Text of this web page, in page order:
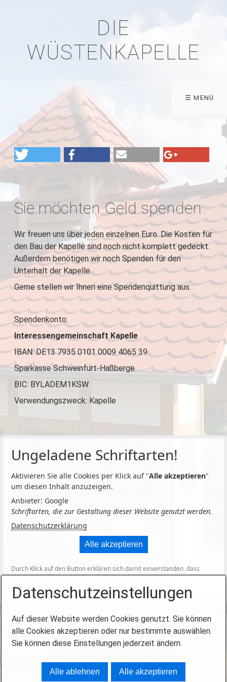
DIE
WÜSTENKAPELLE
☰ MENÜ
Sie möchten Geld spenden
Wir freuen uns über jeden einzelnen Euro. Die Kosten für
den Bau der Kapelle sind noch nicht komplett gedeckt.
Außerdem benötigen wir noch Spenden für den
Unterhalt der Kapelle.
Gerne stellen wir Ihnen eine Spendenquittung aus.
Spendenkonto:
Interessengemeinschaft Kapelle
IBAN: DE13 7935 0101 0009 4065 39
Sparkasse Schweinfurt-Haßberge
BIC: BYLADEM1KSW
Verwendungszweck: Kapelle
Ungeladene Schriftarten!
Aktivieren Sie alle Cookies per Klick auf "Alle akzeptieren"
um diesen Inhalt anzuzeigen.
Anbieter: Google
Schriftarten, die zur Gestaltung dieser Website genutzt werden.
Datenschutzerklärung
Alle akzeptieren
Durch Klick auf den Button erklären sich damit einverstanden, dass
externe Schriftarten geladen werden. Dadurch könnten
personenbezogene Daten an Google übermittelt werden.
© 2019
Datenschutzeinstellungen
Auf dieser Website werden Cookies genutzt. Sie können
alle Cookies akzeptieren oder nur bestimmte auswählen.
Sie können diese Einstellungen jederzeit ändern.
Alle ablehnen Alle akzeptieren